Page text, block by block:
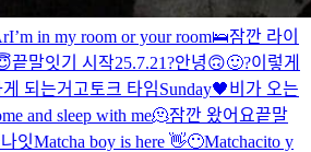
I’m in my room or your room🛌잠깐 라이
끝말잇기 시작25.7.21?안녕🙃🙂?이렇게
되는거고 토크 타임Sunday🖤비가 오는
and sleep with me🫠잠깐 왔어요끝말
잇Matcha boy is here 👋😶Matchacito y